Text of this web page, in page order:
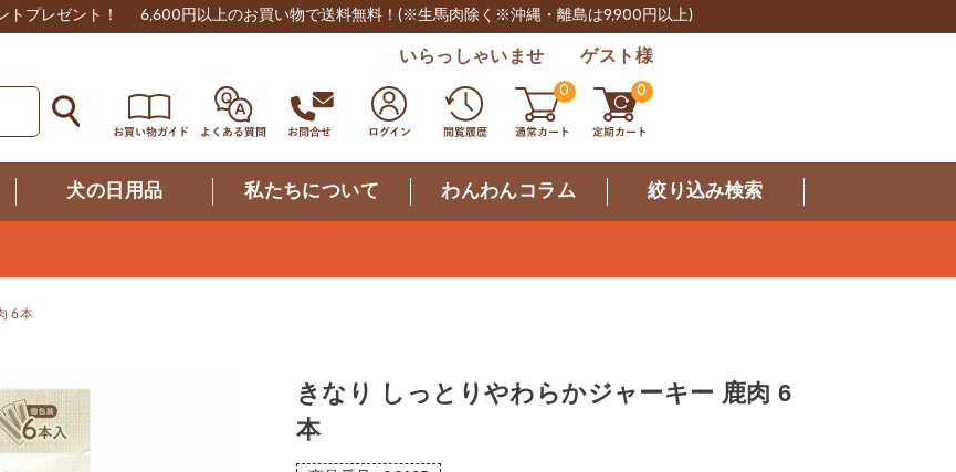
プレゼント！ 6,600円以上のお買い物で送料無料！ (※生馬肉除く※沖縄・離島は9,900円以上)
いらっしゃいませ ゲスト様
0 0
犬の日用品 私たちについて わんわんコラム 絞り込み検索
6本
きなり しっとりやわらかジャーキー 鹿肉 6
本